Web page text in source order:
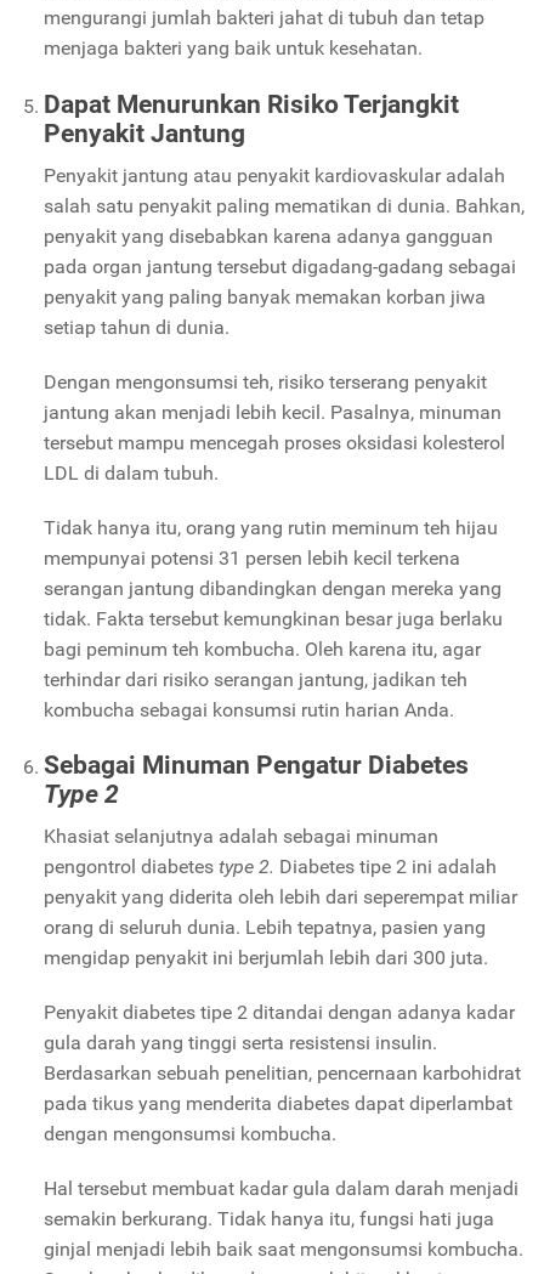
mengurangi jumlah bakteri jahat di tubuh dan tetap
menjaga bakteri yang baik untuk kesehatan.
Dapat Menurunkan Risiko Terjangkit
Penyakit Jantung
Penyakit jantung atau penyakit kardiovaskular adalah
salah satu penyakit paling mematikan di dunia. Bahkan,
penyakit yang disebabkan karena adanya gangguan
pada organ jantung tersebut digadang-gadang sebagai
penyakit yang paling banyak memakan korban jiwa
setiap tahun di dunia.
Dengan mengonsumsi teh, risiko terserang penyakit
jantung akan menjadi lebih kecil. Pasalnya, minuman
tersebut mampu mencegah proses oksidasi kolesterol
LDL di dalam tubuh.
Tidak hanya itu, orang yang rutin meminum teh hijau
mempunyai potensi 31 persen lebih kecil terkena
serangan jantung dibandingkan dengan mereka yang
tidak. Fakta tersebut kemungkinan besar juga berlaku
bagi peminum teh kombucha. Oleh karena itu, agar
terhindar dari risiko serangan jantung, jadikan teh
kombucha sebagai konsumsi rutin harian Anda.
Sebagai Minuman Pengatur Diabetes
Type 2
Khasiat selanjutnya adalah sebagai minuman
pengontrol diabetes type 2. Diabetes tipe 2 ini adalah
penyakit yang diderita oleh lebih dari seperempat miliar
orang di seluruh dunia. Lebih tepatnya, pasien yang
mengidap penyakit ini berjumlah lebih dari 300 juta.
Penyakit diabetes tipe 2 ditandai dengan adanya kadar
gula darah yang tinggi serta resistensi insulin.
Berdasarkan sebuah penelitian, pencernaan karbohidrat
pada tikus yang menderita diabetes dapat diperlambat
dengan mengonsumsi kombucha.
Hal tersebut membuat kadar gula dalam darah menjadi
semakin berkurang. Tidak hanya itu, fungsi hati juga
ginjal menjadi lebih baik saat mengonsumsi kombucha.